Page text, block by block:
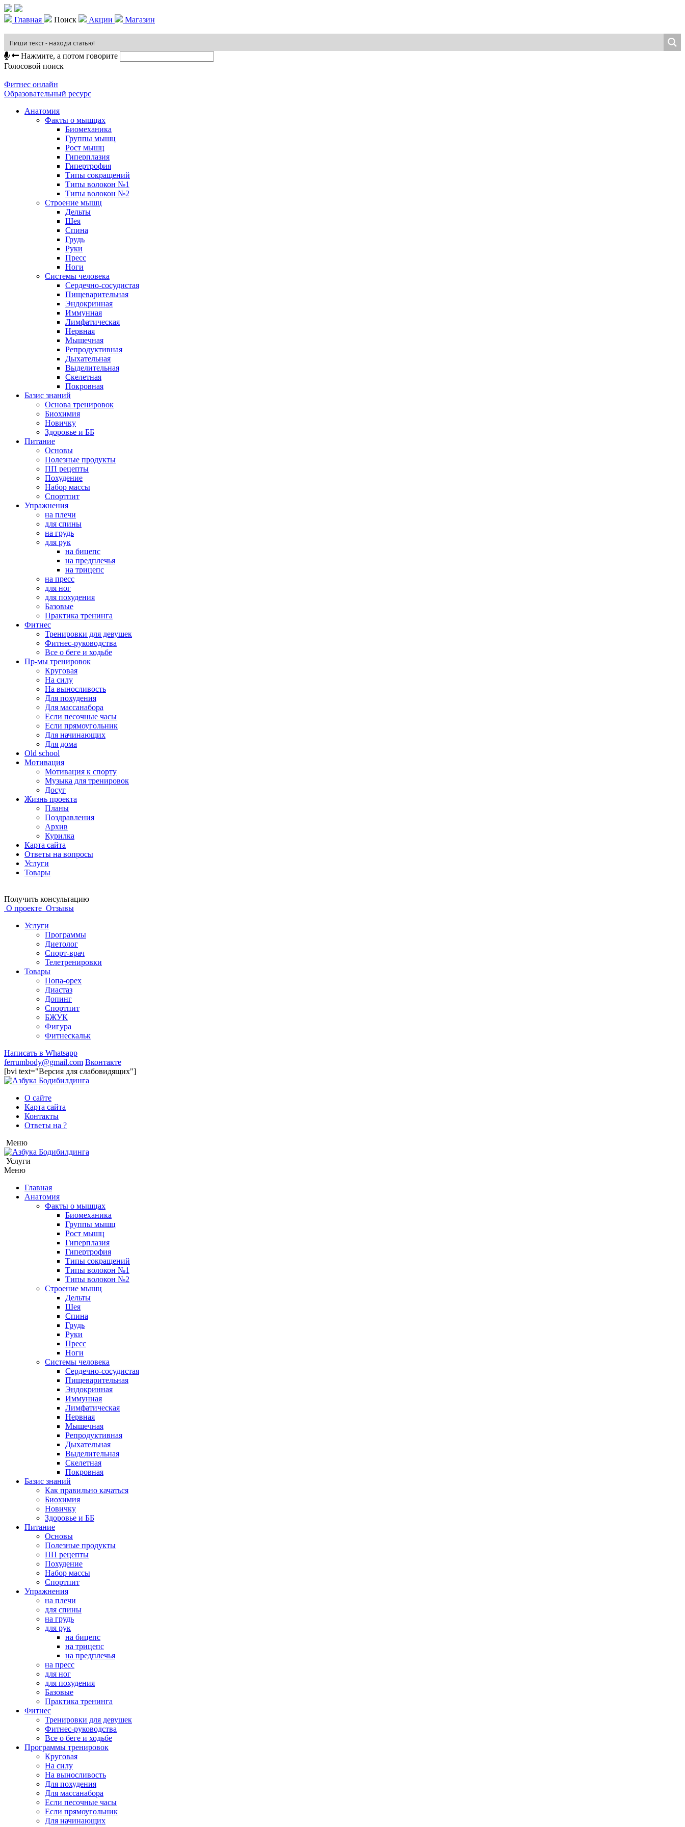
Главная Поиск Акции Магазин
Нажмите, а потом говорите
Голосовой поиск
Фитнес онлайн
Образовательный ресурс
Анатомия
Факты о мышцах
Биомеханика
Группы мышц
Рост мышц
Гиперплазия
Гипертрофия
Типы сокращений
Типы волокон №1
Типы волокон №2
Строение мышц
Дельты
Шея
Спина
Грудь
Руки
Пресс
Ноги
Системы человека
Сердечно-сосудистая
Пищеварительная
Эндокринная
Иммунная
Лимфатическая
Нервная
Мышечная
Репродуктивная
Дыхательная
Выделительная
Скелетная
Покровная
Базис знаний
Основа тренировок
Биохимия
Новичку
Здоровье и ББ
Питание
Основы
Полезные продукты
ПП рецепты
Похудение
Набор массы
Спортпит
Упражнения
на плечи
для спины
на грудь
для рук
на бицепс
на предплечья
на трицепс
на пресс
для ног
для похудения
Базовые
Практика тренинга
Фитнес
Тренировки для девушек
Фитнес-руководства
Все о беге и ходьбе
Пр-мы тренировок
Круговая
На силу
На выносливость
Для похудения
Для массанабора
Если песочные часы
Если прямоугольник
Для начинающих
Для дома
Old school
Мотивация
Мотивация к спорту
Музыка для тренировок
Досуг
Жизнь проекта
Планы
Поздравления
Архив
Курилка
Карта сайта
Ответы на вопросы
Услуги
Товары
Получить консультацию
О проекте Отзывы
Услуги
Программы
Диетолог
Спорт-врач
Телетренировки
Товары
Попа-орех
Диастаз
Допинг
Спортпит
БЖУК
Фигура
Фитнескальк
Написать в Whatsapp
ferrumbody@gmail.com Вконтакте
[bvi text="Версия для слабовидящих"]
О сайте
Карта сайта
Контакты
Ответы на ?
Меню
Услуги
Меню
Главная
Анатомия
Факты о мышцах
Биомеханика
Группы мышц
Рост мышц
Гиперплазия
Гипертрофия
Типы сокращений
Типы волокон №1
Типы волокон №2
Строение мышц
Дельты
Шея
Спина
Грудь
Руки
Пресс
Ноги
Системы человека
Сердечно-сосудистая
Пищеварительная
Эндокринная
Иммунная
Лимфатическая
Нервная
Мышечная
Репродуктивная
Дыхательная
Выделительная
Скелетная
Покровная
Базис знаний
Как правильно качаться
Биохимия
Новичку
Здоровье и ББ
Питание
Основы
Полезные продукты
ПП рецепты
Похудение
Набор массы
Спортпит
Упражнения
на плечи
для спины
на грудь
для рук
на бицепс
на трицепс
на предплечья
на пресс
для ног
для похудения
Базовые
Практика тренинга
Фитнес
Тренировки для девушек
Фитнес-руководства
Все о беге и ходьбе
Программы тренировок
Круговая
На силу
На выносливость
Для похудения
Для массанабора
Если песочные часы
Если прямоугольник
Для начинающих